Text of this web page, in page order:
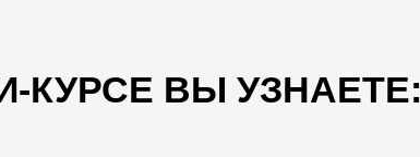
КУРСЕ ВЫ УЗНАЕТЕ: